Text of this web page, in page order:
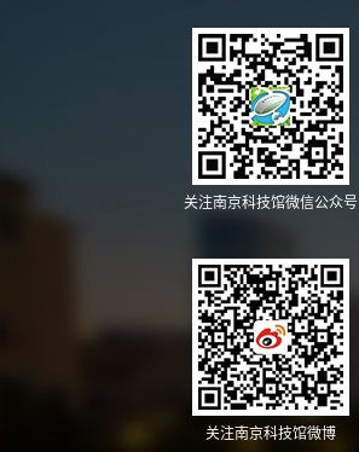
关注南京科技馆微信公众号
关注南京科技馆微博